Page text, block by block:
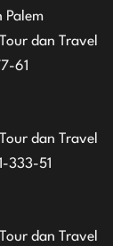
Palem
dan Travel
61
dan Travel
333-51
dan Travel